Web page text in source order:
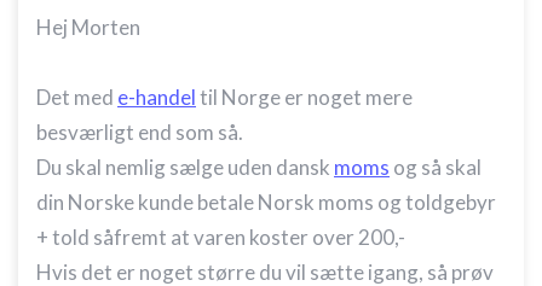
Hej Morten
Det med e-handeltil Norge er noget mere
besværligt end som så.
Du skal nemlig sælge uden dansk moms og så skal
din Norske kunde betale Norsk moms og toldgebyr
+ told såfremt at varen koster over 200,-
Hvis det er noget større du vil sætte igang, så prøv